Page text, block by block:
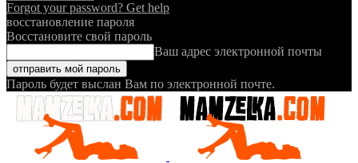
Forgot your password? Get help
восстановление пароля
Восстановите свой пароль
Ваш адрес электронной почты
Пароль будет выслан Вам по электронной почте.